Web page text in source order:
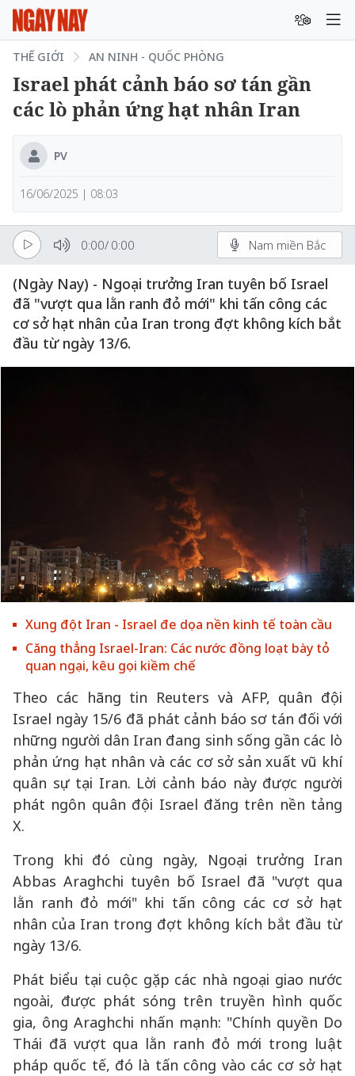
THẾ GIỚI AN NINH - QUỐC PHÒNG
Israel phát cảnh báo sơ tán gần
các lò phản ứng hạt nhân Iran
PV
16/06/2025 | 08:03
0:00/ 0:00 Nam miền Bắc
(Ngày Nay) - Ngoại trưởng Iran tuyên bố Israel
đã "vượt qua lằn ranh đỏ mới" khi tấn công các
cơ sở hạt nhân của Iran trong đợt không kích bắt
đầu từ ngày 13/6.
Xung đột Iran - Israel đe dọa nền kinh tế toàn cầu
Căng thẳng Israel-Iran: Các nước đồng loạt bày tỏ
quan ngại, kêu gọi kiềm chế
Theo các hãng tin Reuters và AFP, quân đội
Israel ngày 15/6 đã phát cảnh báo sơ tán đối với
những người dân Iran đang sinh sống gần các lò
phản ứng hạt nhân và các cơ sở sản xuất vũ khí
quân sự tại Iran. Lời cảnh báo này được người
phát ngôn quân đội Israel đăng trên nền tảng
X.
Trong khi đó cùng ngày, Ngoại trưởng Iran
Abbas Araghchi tuyên bố Israel đã "vượt qua
lằn ranh đỏ mới" khi tấn công các cơ sở hạt
nhân của Iran trong đợt không kích bắt đầu từ
ngày 13/6.
Phát biểu tại cuộc gặp các nhà ngoại giao nước
ngoài, được phát sóng trên truyền hình quốc
gia, ông Araghchi nhấn mạnh: "Chính quyền Do
Thái đã vượt qua lằn ranh đỏ mới trong luật
pháp quốc tế, đó là tấn công vào các cơ sở hạt